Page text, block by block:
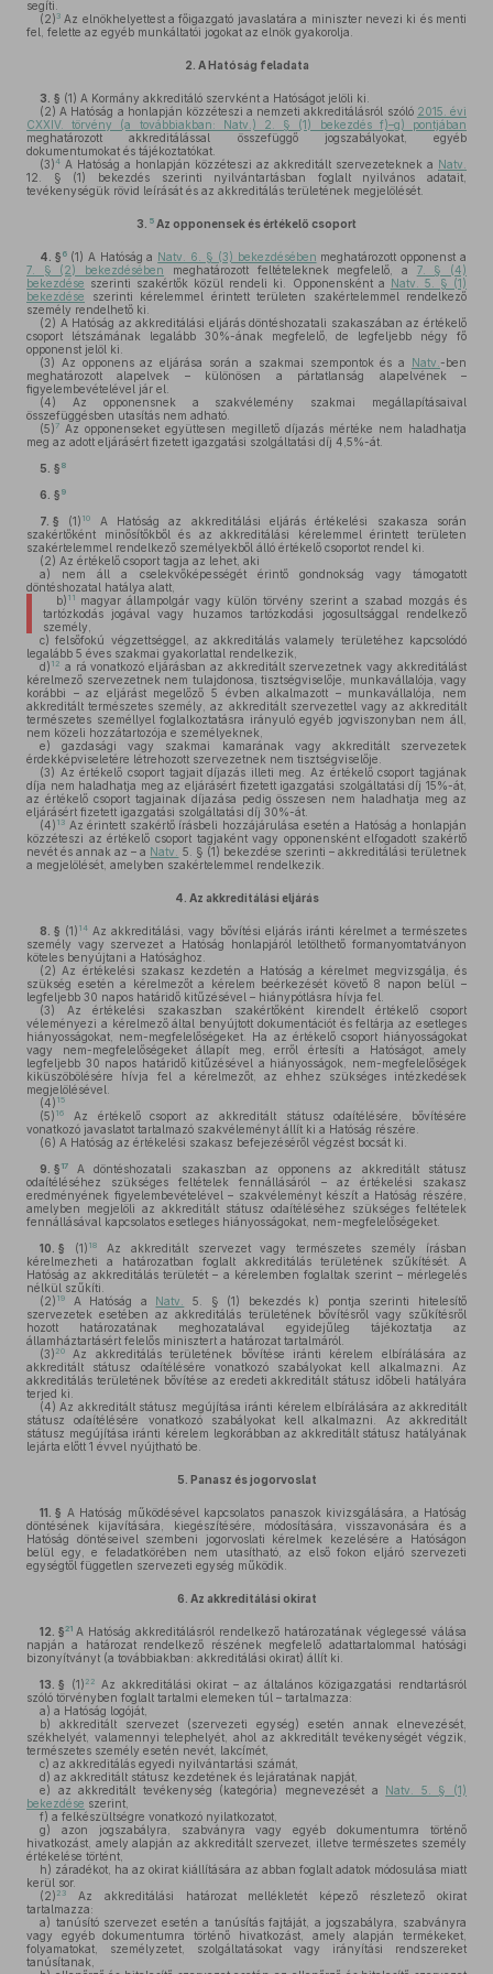
segíti.
(2) 3 Az elnökhelyettest a főigazgató javaslatára a miniszter nevezi ki és menti
fel, felette az egyéb munkáltatói jogokat az elnök gyakorolja.
2. A Hatóság feladata
3. § (1) A Kormány akkreditáló szervként a Hatóságot jelöli ki.
(2) A Hatóság a honlapján közzéteszi a nemzeti akkreditálásról szóló 2015. évi
CXXIV. törvény (a továbbiakban: Natv.) 2. § (1) bekezdés f)–g) pontjában
meghatározott akkreditálással összefüggő jogszabályokat, egyéb
dokumentumokat és tájékoztatókat.
(3)4 A Hatóság a honlapján közzéteszi az akkreditált szervezeteknek a Natv.
12. § (1) bekezdés szerinti nyilvántartásban foglalt nyilvános adatait,
tevékenységük rövid leírását és az akkreditálás területének megjelölését.
3. 5 Az opponensek és értékelő csoport
4. § 6 (1) A Hatóság a Natv. 6. § (3) bekezdésében meghatározott opponenst a
7. § (2) bekezdésében meghatározott feltételeknek megfelelő, a 7. § (4)
bekezdése szerinti szakértők közül rendeli ki. Opponensként a Natv. 5. § (1)
bekezdése szerinti kérelemmel érintett területen szakértelemmel rendelkező
személy rendelhető ki.
(2) A Hatóság az akkreditálási eljárás döntéshozatali szakaszában az értékelő
csoport létszámának legalább 30%-ának megfelelő, de legfeljebb négy fő
opponenst jelöl ki.
(3) Az opponens az eljárása során a szakmai szempontok és a Natv. -ben
meghatározott alapelvek – különösen a pártatlanság alapelvének –
figyelembevételével jár el.
(4) Az opponensnek a szakvélemény szakmai megállapításaival
összefüggésben utasítás nem adható.
(5)7 Az opponenseket együttesen megillető díjazás mértéke nem haladhatja
meg az adott eljárásért fizetett igazgatási szolgáltatási díj 4,5%-át.
5. § 8
6. § 9
7. § (1) 10
A Hatóság az akkreditálási eljárás értékelési szakasza során
szakértőként minősítőkből és az akkreditálási kérelemmel érintett területen
szakértelemmel rendelkező személyekből álló értékelő csoportot rendel ki.
(2) Az értékelő csoport tagja az lehet, aki
a) nem áll a cselekvőképességét érintő gondnokság vagy támogatott
döntéshozatal hatálya alatt,
b) 11
magyar állampolgár vagy külön törvény szerint a szabad mozgás és
tartózkodás jogával vagy huzamos tartózkodási jogosultsággal rendelkező
személy,
c) felsőfokú végzettséggel, az akkreditálás valamely területéhez kapcsolódó
legalább 5 éves szakmai gyakorlattal rendelkezik,
d) 12 a rá vonatkozó eljárásban az akkreditált szervezetnek vagy akkreditálást
kérelmező szervezetnek nem tulajdonosa, tisztségviselője, munkavállalója, vagy
korábbi – az eljárást megelőző 5 évben alkalmazott – munkavállalója, nem
akkreditált természetes személy, az akkreditált szervezettel vagy az akkreditált
természetes személlyel foglalkoztatásra irányuló egyéb jogviszonyban nem áll,
nem közeli hozzátartozója e személyeknek,
e) gazdasági vagy szakmai kamarának vagy akkreditált szervezetek
érdekképviseletére létrehozott szervezetnek nem tisztségviselője.
(3) Az értékelő csoport tagjait díjazás illeti meg. Az értékelő csoport tagjának
díja nem haladhatja meg az eljárásért fizetett igazgatási szolgáltatási díj 15%-át,
az értékelő csoport tagjainak díjazása pedig összesen nem haladhatja meg az
eljárásért fizetett igazgatási szolgáltatási díj 30%-át.
(4) 13 Az érintett szakértő írásbeli hozzájárulása esetén a Hatóság a honlapján
közzéteszi az értékelő csoport tagjaként vagy opponensként elfogadott szakértő
nevét és annak az – a Natv.
5. § (1) bekezdése szerinti – akkreditálási területnek
a megjelölését, amelyben szakértelemmel rendelkezik.
4. Az akkreditálási eljárás
8. § (1) 14 Az akkreditálási, vagy bővítési eljárás iránti kérelmet a természetes
személy vagy szervezet a Hatóság honlapjáról letölthető formanyomtatványon
köteles benyújtani a Hatósághoz.
(2) Az értékelési szakasz kezdetén a Hatóság a kérelmet megvizsgálja, és
szükség esetén a kérelmezőt a kérelem beérkezését követő 8 napon belül –
legfeljebb 30 napos határidő kitűzésével – hiánypótlásra hívja fel.
(3) Az értékelési szakaszban szakértőként kirendelt értékelő csoport
véleményezi a kérelmező által benyújtott dokumentációt és feltárja az esetleges
hiányosságokat, nem-megfelelőségeket. Ha az értékelő csoport hiányosságokat
vagy nem-megfelelőségeket állapít meg, erről értesíti a Hatóságot, amely
legfeljebb 30 napos határidő kitűzésével a hiányosságok, nem-megfelelőségek
kiküszöbölésére hívja fel a kérelmezőt, az ehhez szükséges intézkedések
megjelölésével.
(4) 15
(5) 16
Az értékelő csoport az akkreditált státusz odaítélésére, bővítésére
vonatkozó javaslatot tartalmazó szakvéleményt állít ki a Hatóság részére.
(6) A Hatóság az értékelési szakasz befejezéséről végzést bocsát ki.
9. § 17
A döntéshozatali szakaszban az opponens az akkreditált státusz
odaítéléséhez szükséges feltételek fennállásáról – az értékelési szakasz
eredményének figyelembevételével – szakvéleményt készít a Hatóság részére,
amelyben megjelöli az akkreditált státusz odaítéléséhez szükséges feltételek
fennállásával kapcsolatos esetleges hiányosságokat, nem-megfelelőségeket.
10. § (1) 18Az akkreditált szervezet vagy természetes személy írásban
kérelmezheti a határozatban foglalt akkreditálás területének szűkítését. A
Hatóság az akkreditálás területét – a kérelemben foglaltak szerint – mérlegelés
nélkül szűkíti.
(2) 19 A Hatóság a Natv.
5. § (1) bekezdés k) pontja szerinti hitelesítő
szervezetek esetében az akkreditálás területének bővítésről vagy szűkítésről
hozott határozatának meghozatalával egyidejűleg tájékoztatja az
államháztartásért felelős minisztert a határozat tartalmáról.
(3) 20
Az akkreditálás területének bővítése iránti kérelem elbírálására az
akkreditált státusz odaítélésére vonatkozó szabályokat kell alkalmazni. Az
akkreditálás területének bővítése az eredeti akkreditált státusz időbeli hatályára
terjed ki.
(4) Az akkreditált státusz megújítása iránti kérelem elbírálására az akkreditált
státusz odaítélésére vonatkozó szabályokat kell alkalmazni. Az akkreditált
státusz megújítása iránti kérelem legkorábban az akkreditált státusz hatályának
lejárta előtt 1 évvel nyújtható be.
5. Panasz és jogorvoslat
11. § A Hatóság működésével kapcsolatos panaszok kivizsgálására, a Hatóság
döntésének kijavítására, kiegészítésére, módosítására, visszavonására és a
Hatóság döntéseivel szembeni jogorvoslati kérelmek kezelésére a Hatóságon
belül egy, e feladatkörében nem utasítható, az első fokon eljáró szervezeti
egységtől független szervezeti egység működik.
6. Az akkreditálási okirat
12. §21 A Hatóság akkreditálásról rendelkező határozatának véglegessé válása
napján a határozat rendelkező részének megfelelő adattartalommal hatósági
bizonyítványt (a továbbiakban: akkreditálási okirat) állít ki.
13. § (1) 22
Az akkreditálási okirat – az általános közigazgatási rendtartásról
szóló törvényben foglalt tartalmi elemeken túl – tartalmazza:
a) a Hatóság logóját,
b) akkreditált szervezet (szervezeti egység) esetén annak elnevezését,
székhelyét, valamennyi telephelyét, ahol az akkreditált tevékenységét végzik,
természetes személy esetén nevét, lakcímét,
c) az akkreditálás egyedi nyilvántartási számát,
d) az akkreditált státusz kezdetének és lejáratának napját,
e) az akkreditált tevékenység (kategória) megnevezését a Natv. 5. § (1)
bekezdése szerint,
f) a felkészültségre vonatkozó nyilatkozatot,
g) azon jogszabályra, szabványra vagy egyéb dokumentumra történő
hivatkozást, amely alapján az akkreditált szervezet, illetve természetes személy
értékelése történt,
h) záradékot, ha az okirat kiállítására az abban foglalt adatok módosulása miatt
kerül sor.
(2) 23
Az akkreditálási határozat mellékletét képező részletező okirat
tartalmazza:
a) tanúsító szervezet esetén a tanúsítás fajtáját, a jogszabályra, szabványra
vagy egyéb dokumentumra történő hivatkozást, amely alapján termékeket,
folyamatokat, személyzetet, szolgáltatásokat vagy irányítási rendszereket
tanúsítanak,